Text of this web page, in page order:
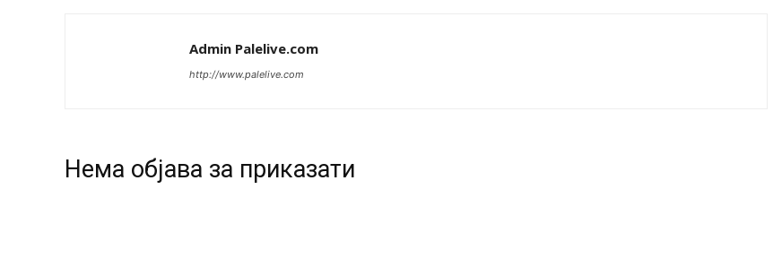
Admin Palelive.com
http://www.palelive.com
Нeма објава за приказати